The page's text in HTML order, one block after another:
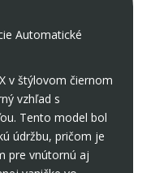
Automatické
v štýlovom čiernom
vzhľad s
Tento model bol
údržbu, pričom je
pre vnútornú aj